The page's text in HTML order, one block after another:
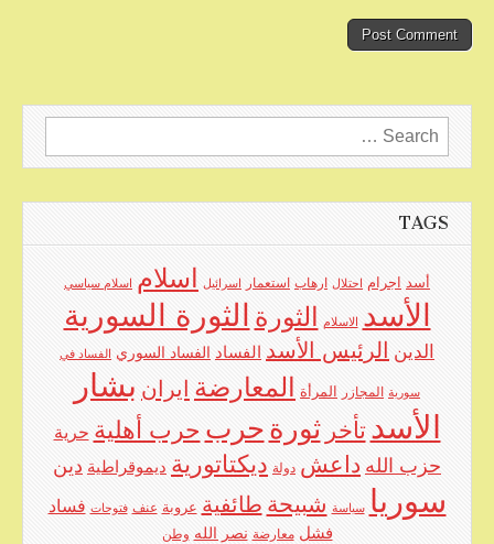
Search
for:
TAGS
أسد اجرام احتلال ارهاب استعمار اسرائيل اسلام اسلام سياسي
الأسد الاسلام الثورة الثورة السورية
الدين الرئيس الأسد الفساد الفساد السوري الفساد في
سورية المجازر المرأة المعارضة ايران بشار
الأسد تأخر ثورة حرب حرب أهلية حرية
حزب الله داعش دولة ديكتاتورية ديموقراطية دين
سوريا سياسة شبيحة طائفية عروبة عنف فتوحات فساد
فشل معارضة نصر الله وطن